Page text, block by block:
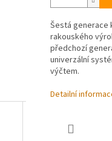
Šestá generace
rakouského
předchozí
univerzální
výčtem.
Detailní